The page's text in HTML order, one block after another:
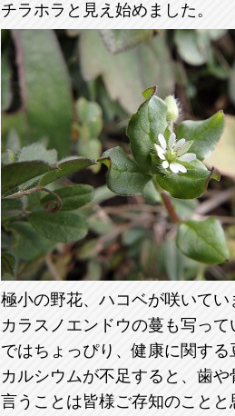
チラホラと見え始めました。
極小の野花、ハコベが咲いてい
カラスノエンドウの蔓も写って
ではちょっぴり、健康に関する
カルシウムが不足すると、歯や
言うことは皆様ご存知のことと